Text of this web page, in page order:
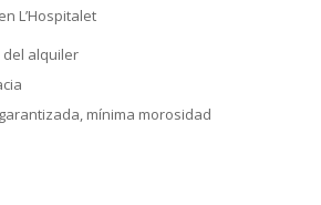
L’Hospitalet
del alquiler
mínima morosidad